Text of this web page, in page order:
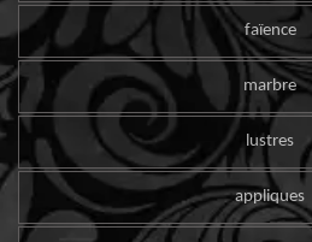
faïence
marbre
lustres
appliques